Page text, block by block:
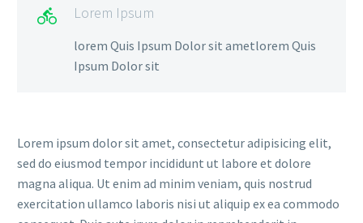
 Lorem Ipsum
lorem Quis Ipsum Dolor sit ametlorem Quis
Ipsum Dolor sit
Lorem ipsum dolor sit amet, consectetur adipisicing elit,
sed do eiusmod tempor incididunt ut labore et dolore
magna aliqua. Ut enim ad minim veniam, quis nostrud
exercitation ullamco laboris nisi ut aliquip ex ea commodo